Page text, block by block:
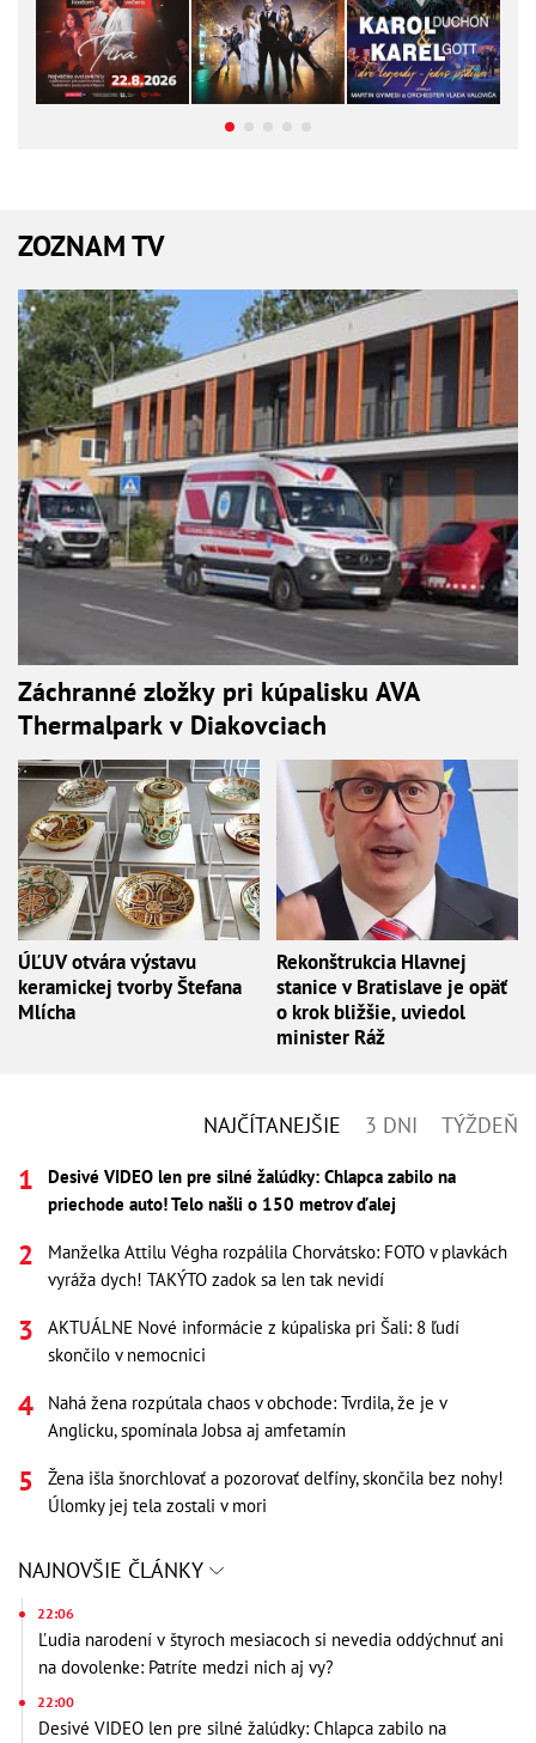
ZOZNAM TV
Záchranné zložky pri kúpalisku AVA
Thermalpark v Diakovciach
ÚĽUV otvára výstavu
keramickej tvorby Štefana
Mlícha
Rekonštrukcia Hlavnej
stanice v Bratislave je opäť
o krok bližšie, uviedol
minister Ráž
NAJČÍTANEJŠIE 3 DNI TÝŽDEŇ
Desivé VIDEO len pre silné žalúdky: Chlapca zabilo na
priechode auto! Telo našli o 150 metrov ďalej
Manželka Attilu Végha rozpálila Chorvátsko: FOTO v plavkách
vyráža dych! TAKÝTO zadok sa len tak nevidí
AKTUÁLNE Nové informácie z kúpaliska pri Šali: 8 ľudí
skončilo v nemocnici
Nahá žena rozpútala chaos v obchode: Tvrdila, že je v
Anglicku, spomínala Jobsa aj amfetamín
Žena išla šnorchlovať a pozorovať delfíny, skončila bez nohy!
Úlomky jej tela zostali v mori
NAJNOVŠIE ČLÁNKY
22:06
Ľudia narodení v štyroch mesiacoch si nevedia oddýchnuť ani
na dovolenke: Patríte medzi nich aj vy?
22:00
Desivé VIDEO len pre silné žalúdky: Chlapca zabilo na